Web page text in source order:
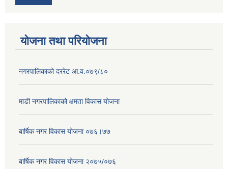
योजना तथा परियोजना
नगरपालिकाको दररेट आ.व.०७९/८०
माडी नगरपालिकाको क्षमता विकास योजना
बार्षिक नगर विकास योजना ०७६।७७
बार्षिक नगर विकास योजना २०७५/०७६